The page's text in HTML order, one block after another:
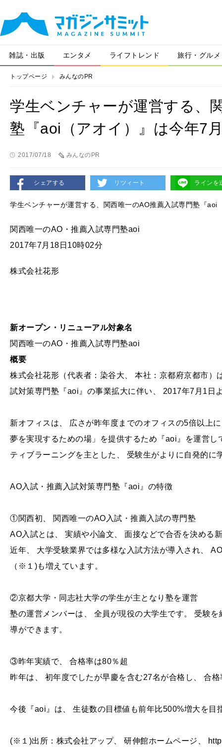
雑誌・出版 エンタメ ライフトレンド 旅行・グルメ
トップページ みんなのPR
学生ベンチャーが運営する、
塾『aoi（アオイ）』は今年7
2017/07/18 みんなのPR
シェアする リツィート ラインを
学生ベンチャーが運営する、関西唯一のAO推薦入試専門塾『aoi
関西唯一のAO・推薦入試専門塾aoi
2017年7月18日10時02分
株式会社花形
新オープン・リニューアル対象名
関西唯一のAO・推薦入試専門塾aoi
概要
株式会社花形（代表者：染谷大、 本社：京都府京都市
試対策専門塾『aoi』の事業拡大に伴い、 2017年7月1日
新オフィスは、 広さが昨年度までのオフィスの5倍以上
夢を実現するための場」を提供するため『aoi』を運営
ティブラーニングを主とした、 受験生がよりに自発的
AO入試・推薦入試対策専門塾『aoi』の特徴
①関西初、 関西唯一のAO入試・推薦入試の専門塾
AO入試とは、 実績や小論文、 面接などで合否を決める
近年、 大学受験業界では多様な入試方法が導入され、
（※１)も増えています。
②京都大学・同志社大学の学生が主となり塾を運営
塾の運営メンバーは、 全員が現役の大学生です。 受験
導ができます。
③昨年実績で、 合格率は80％超
昨年は、 初年度でしたが早慶を含む27名が合格し、 合
今後『aoi』は、 生徒数の目標値も前年比500%増大を目
(※１)出所：株式会社アップ、 研伸館ホームページ、